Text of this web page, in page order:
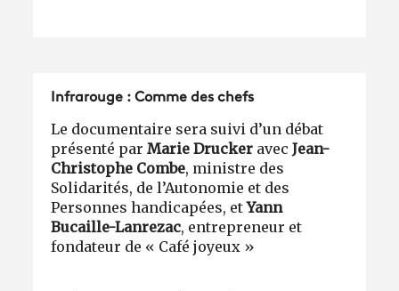
Infrarouge : Comme des chefs
Le documentaire sera suivi d’un débat
présenté parMarie Drucker avecJean-
Christophe Combe, ministre des
Solidarités, de l’Autonomie et des
Personnes handicapées, etYann
Bucaille-Lanrezac, entrepreneur et
fondateur de « Café joyeux »